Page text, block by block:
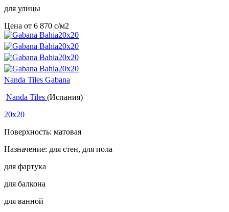
для улицы
Цена от 6 870 c/м2
Nanda Tiles Gabana
Nanda Tiles (Испания)
20x20
Поверхность: матовая
Назначение: для стен, для пола
для фартука
для балкона
для ванной